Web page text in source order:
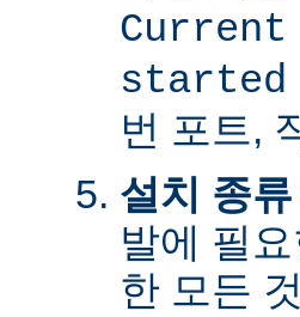
started
번 포트,
설치 종
발에 필
한 모든